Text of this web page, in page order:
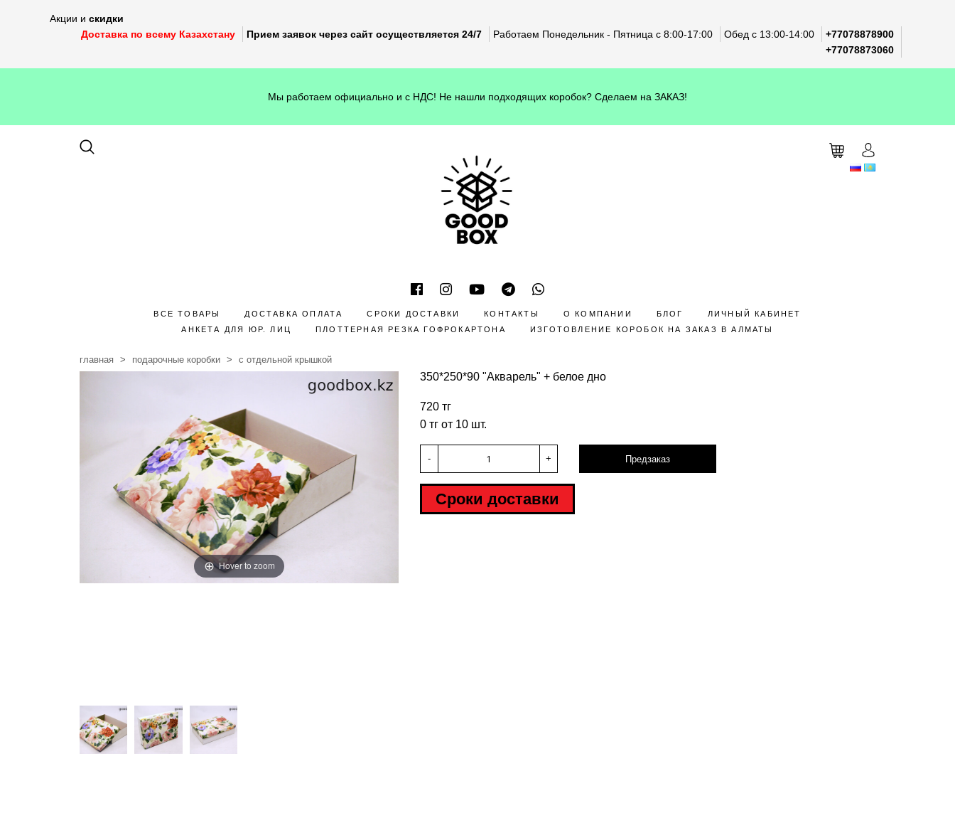
Акции и скидки
Доставка по всему Казахстану
Прием заявок через сайт осуществляется 24/7 Работаем Понедельник - Пятница с 8:00-17:00 Обед с 13:00-14:00
+77078878900
+77078873060
Мы работаем официально и с НДС! Не нашли подходящих коробок? Сделаем на ЗАКАЗ!
ВСЕ ТОВАРЫ ДОСТАВКА ОПЛАТА СРОКИ ДОСТАВКИ КОНТАКТЫ О КОМПАНИИ БЛОГ
ЛИЧНЫЙ КАБИНЕТ
АНКЕТА ДЛЯ ЮР. ЛИЦ
ПЛОТТЕРНАЯ РЕЗКА ГОФРОКАРТОНА ИЗГОТОВЛЕНИЕ КОРОБОК НА ЗАКАЗ В АЛМАТЫ
главная подарочные коробки с отдельной крышкой
Hover to zoom
350*250*90 "Акварель" + белое дно
720 тг
0 тг от 10 шт.
- + Предзаказ
Сроки доставки